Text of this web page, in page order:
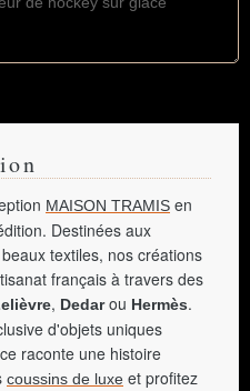
MAISON TRAMIS en
Destinées aux
textiles, nos créations
français à travers des
, Dedarou Hermès.
d'objets uniques
raconte une histoire
coussins de luxe et profitez